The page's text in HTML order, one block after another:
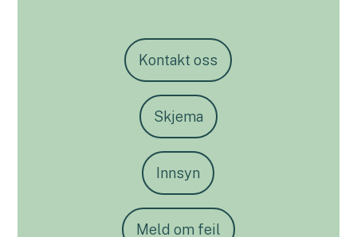
Kontakt oss
Skjema
Innsyn
Meld om feil